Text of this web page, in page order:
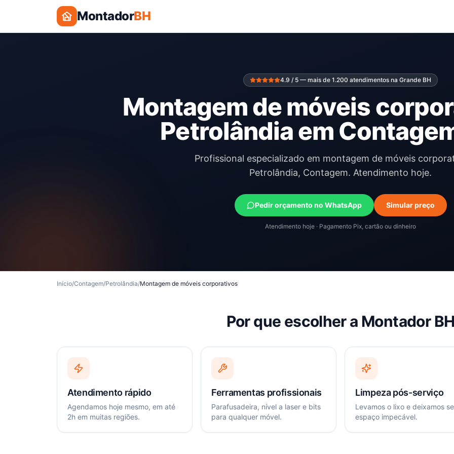
MontadorBH
4.9 / 5 — mais de 1.200 atendimentos na Grande BH
Montagem de móveis
Petrolândia em
Profissional especializado em montagem de móveis
Petrolândia, Contagem. Atendimento hoje.
Pedir orçamento no WhatsApp Simular preço
Atendimento hoje · Pagamento Pix, cartão ou dinheiro
Início/Contagem/Petrolândia/Montagem de móveis corporativos
Por que escolher a Montador
Atendimento rápido
Agendamos hoje mesmo, em até
2h em muitas regiões.
Ferramentas profissionais
Parafusadeira, nível a laser e bits
para qualquer móvel.
Limpeza pós-serviço
Levamos o lixo e deixamos
espaço impecável.